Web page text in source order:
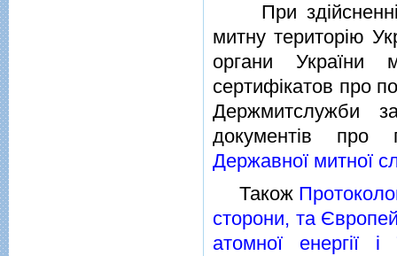
При здiйсненнi
митну територiю
органи України
сертифiкатов про
Держмитслужби
документiв про
Державної митної
Також
сторони, та
атомної енергiї